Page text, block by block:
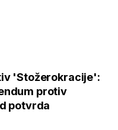
'Stožerokracije':
protiv
potvrda